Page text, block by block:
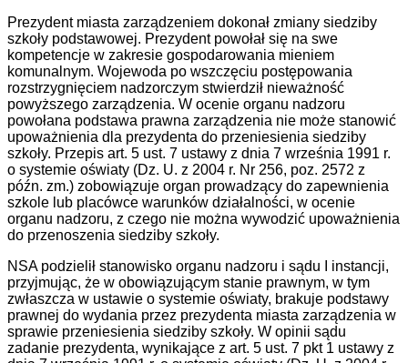
Prezydent miasta zarządzeniem dokonał zmiany siedziby
szkoły podstawowej. Prezydent powołał się na swe
kompetencje w zakresie gospodarowania mieniem
komunalnym. Wojewoda po wszczęciu postępowania
rozstrzygnięciem nadzorczym stwierdził nieważność
powyższego zarządzenia. W ocenie organu nadzoru
powołana podstawa prawna zarządzenia nie może stanowić
upoważnienia dla prezydenta do przeniesienia siedziby
szkoły. Przepis art. 5 ust. 7 ustawy z dnia 7 września 1991 r.
o systemie oświaty (Dz. U. z 2004 r. Nr 256, poz. 2572 z
późn. zm.) zobowiązuje organ prowadzący do zapewnienia
szkole lub placówce warunków działalności, w ocenie
organu nadzoru, z czego nie można wywodzić upoważnienia
do przenoszenia siedziby szkoły.
NSA podzielił stanowisko organu nadzoru i sądu I instancji,
przyjmując, że w obowiązującym stanie prawnym, w tym
zwłaszcza w ustawie o systemie oświaty, brakuje podstawy
prawnej do wydania przez prezydenta miasta zarządzenia w
sprawie przeniesienia siedziby szkoły. W opinii sądu
zadanie prezydenta, wynikające z art. 5 ust. 7 pkt 1 ustawy z